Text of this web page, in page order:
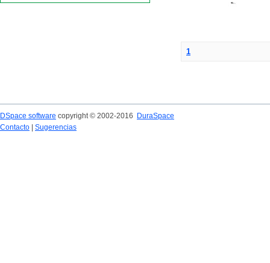
1
DSpace software copyright © 2002-2016
DuraSpace
Contacto
Sugerencias